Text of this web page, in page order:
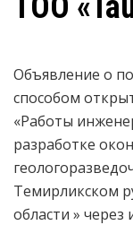
Объявление о
способом
«Работы
разработке
Темирликском
области »